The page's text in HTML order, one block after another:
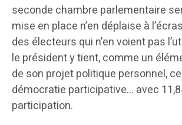
seconde chambre parlementaire
mise en place n’en déplaise à
des électeurs qui n’en voient pas
le président y tient, comme un
de son projet politique personnel,
démocratie participative… avec
participation.